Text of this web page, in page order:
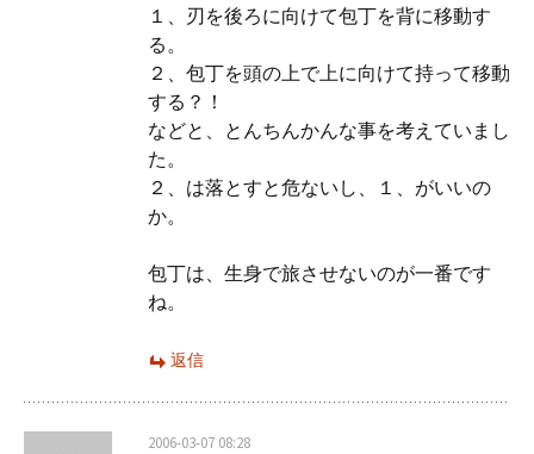
１、刃を後ろに向けて包丁を背に移動す
る。
２、包丁を頭の上で上に向けて持って移動
する？！
などと、とんちんかんな事を考えていまし
た。
２、は落とすと危ないし、１、がいいの
か。
包丁は、生身で旅させないのが一番です
ね。
返信
2006-03-07 08:28